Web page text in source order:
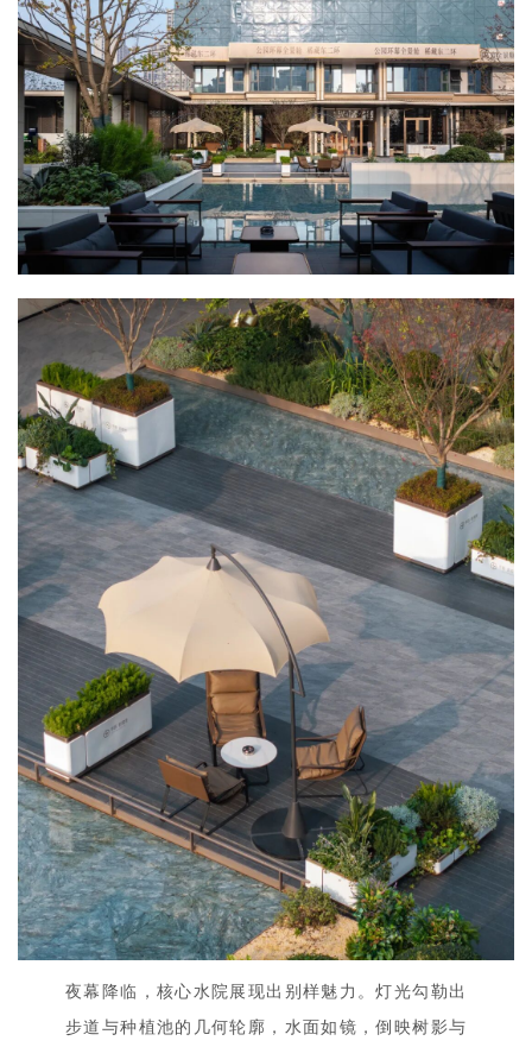
夜幕降临，核心水院展现出别样魅力。灯光勾勒出
步道与种植池的几何轮廓，水面如镜，倒映树影与